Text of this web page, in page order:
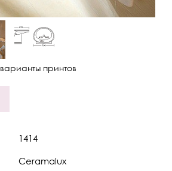
варианты принтов
1414
Ceramalux